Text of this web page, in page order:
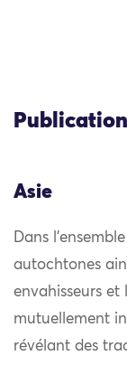
Asie
Dans
autochtones
envahisseurs et
mutuellement
révélant des